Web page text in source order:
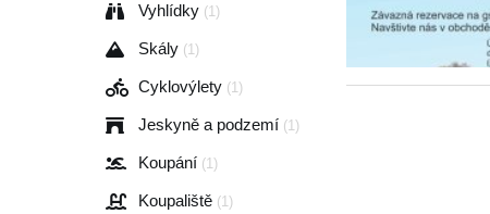
Vyhlídky (1)
Skály (1)
Cyklovýlety (1)
Jeskyně a podzemí (1)
Koupání (1)
Koupaliště (1)